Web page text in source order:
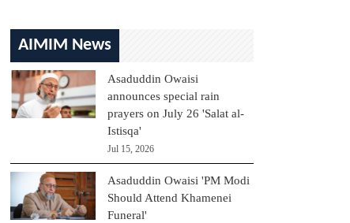
AIMIM News
Asaduddin Owaisi
announces special rain
prayers on July 26 'Salat al-
Istisqa'
Jul 15, 2026
Asaduddin Owaisi 'PM Modi
Should Attend Khamenei
Funeral'